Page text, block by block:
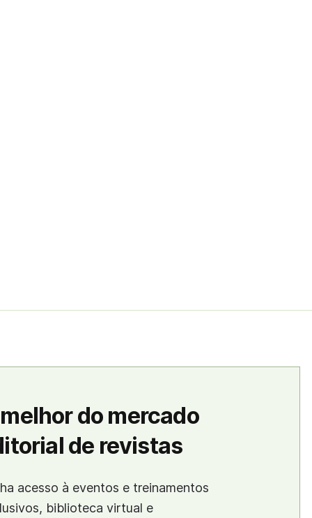
do mercado
de revistas
acesso à eventos e treinamentos
biblioteca virtual e